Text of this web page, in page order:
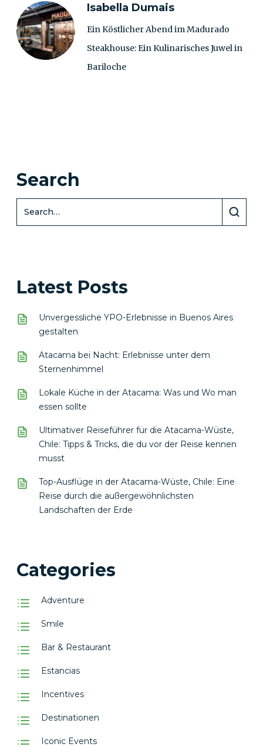
Isabella Dumais
Ein Köstlicher Abend im Madurado
Steakhouse: Ein Kulinarisches Juwel in
Bariloche
Search
Latest Posts
Unvergessliche YPO-Erlebnisse in Buenos Aires
gestalten
Atacama bei Nacht: Erlebnisse unter dem
Sternenhimmel
Lokale Küche in der Atacama: Was und Wo man
essen sollte
Ultimativer Reiseführer für die Atacama-Wüste,
Chile: Tipps & Tricks, die du vor der Reise kennen
musst
Top-Ausflüge in der Atacama-Wüste, Chile: Eine
Reise durch die außergewöhnlichsten
Landschaften der Erde
Categories
Adventure
Smile
Bar & Restaurant
Estancias
Incentives
Destinationen
Iconic Events